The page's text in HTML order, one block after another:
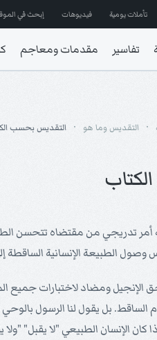
تأملات يومية فيديوهات إبحث في
تفاسير مقدمات ومعاجم
التقديس وما هو التقديس بحسب
تدريجي من مقتضاه تتحسن
وصول الطبيعة الإنسانية الساقطة
الإنجيل ومضاد لاختبارات جميع
آدم الساقط. بل يقول لنا الرسول
كان الإنسان الطبيعي "لا يقبل"